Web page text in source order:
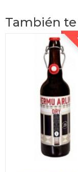
También